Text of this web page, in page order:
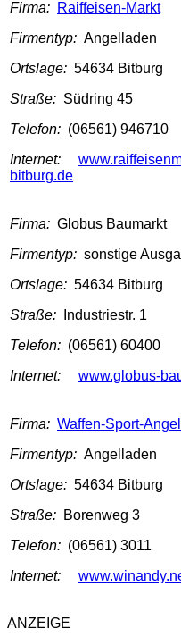
Firma: Raiffeisen-Markt
Firmentyp: Angelladen
Ortslage: 54634 Bitburg
Straße: Südring 45
Telefon: (06561) 946710
Internet:
bitburg.de
Firma: Globus Baumarkt
Firmentyp: sonstige
Ortslage: 54634 Bitburg
Straße:
Industriestr. 1
Telefon: (06561) 60400
Internet:
www.globus-
Firma: Waffen-Sport-
Firmentyp: Angelladen
Ortslage: 54634 Bitburg
Straße: Borenweg 3
Telefon: (06561) 3011
Internet:
ANZEIGE